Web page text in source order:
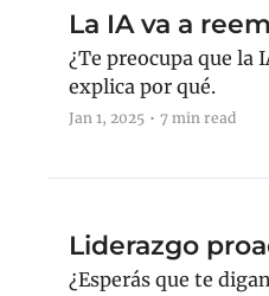
La IA va a
¿Te preocupa que la
explica por qué.
Jan 1, 2025 • 7 min read
Liderazgo
¿Esperás que te